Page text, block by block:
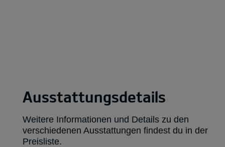
Ausstattungsdetails
Weitere Informationen und Details zu den
verschiedenen Ausstattungen findest du in der
Preisliste.